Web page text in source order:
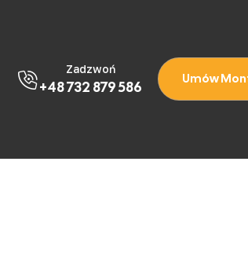
Zadzwoń
+48 732 879 586 Umów
odnośnik potrzebny do utworzenia